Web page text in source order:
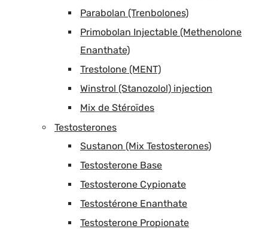
Parabolan (Trenbolones)
Primobolan Injectable (Methenolone
Enanthate)
Trestolone (MENT)
Winstrol (Stanozolol) injection
Mix de Stéroïdes
Testosterones
Sustanon (Mix Testosterones)
Testosterone Base
Testosterone Cypionate
Testostérone Enanthate
Testosterone Propionate